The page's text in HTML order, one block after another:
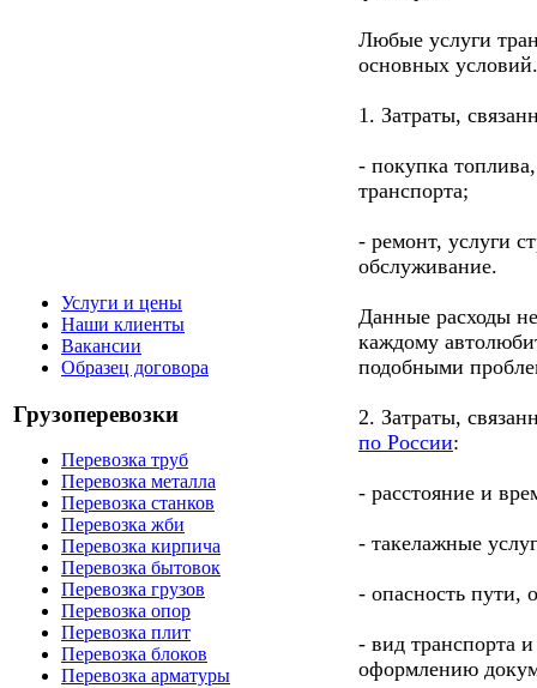
Услуги и цены
Наши клиенты
Вакансии
Образец договора
Грузоперевозки
Перевозка труб
Перевозка металла
Перевозка станков
Перевозка жби
Перевозка кирпича
Перевозка бытовок
Перевозка грузов
Перевозка опор
Перевозка плит
Перевозка блоков
Перевозка арматуры
Любые услуги
основных условий.
1. Затраты,
- покупка
транспорта;
- ремонт, услуги
обслуживание.
Данные расходы
каждому
подобными
2. Затраты,
по России:
- расстояние и
- такелажные
- опасность пути,
- вид транспорта
оформлению